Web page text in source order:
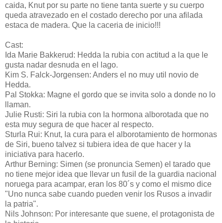
caida, Knut por su parte no tiene tanta suerte y su cuerpo
queda atravezado en el costado derecho por una afilada
estaca de madera. Que la caceria de inicio!!!
Cast:
Ida Marie Bakkerud: Hedda la rubia con actitud a la que le
gusta nadar desnuda en el lago.
Kim S. Falck-Jorgensen: Anders el no muy util novio de
Hedda.
Pal Stokka: Magne el gordo que se invita solo a donde no lo
llaman.
Julie Rusti: Siri la rubia con la hormona alborotada que no
esta muy segura de que hacer al respecto.
Sturla Rui: Knut, la cura para el alborotamiento de hormonas
de Siri, bueno talvez si tubiera idea de que hacer y la
iniciativa para hacerlo.
Arthur Berning: Simen (se pronuncia Semen) el tarado que
no tiene mejor idea que llevar un fusil de la guardia nacional
noruega para acampar, eran los 80´s y como el mismo dice
"Uno nunca sabe cuando pueden venir los Rusos a invadir
la patria".
Nils Johnson: Por interesante que suene, el protagonista de